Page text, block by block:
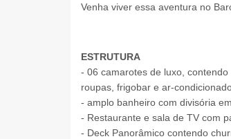
Venha viver essa aventura no
ESTRUTURA
- 06 camarotes de luxo,
roupas, frigobar e ar-
- amplo banheiro com divisória
- Restaurante e sala de TV com
- Deck Panorâmico contendo